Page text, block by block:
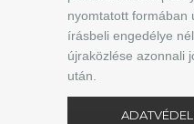
nyomtatott formában
írásbeli engedélye
újraközlése azonnali
után.